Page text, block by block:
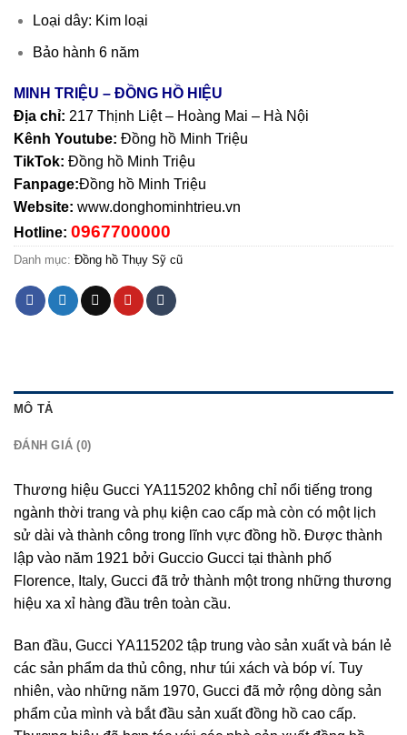
Loại dây: Kim loại
Bảo hành 6 năm
MINH TRIỆU – ĐỒNG HỒ HIỆU
Địa chỉ: 217 Thịnh Liệt – Hoàng Mai – Hà Nội
Kênh Youtube: Đồng hồ Minh Triệu
TikTok: Đồng hồ Minh Triệu
Fanpage:Đồng hồ Minh Triệu
Website: www.donghominhtrieu.vn
Hotline: 0967700000
Danh mục: Đồng hồ Thụy Sỹ cũ
MÔ TẢ
ĐÁNH GIÁ (0)
Thương hiệu Gucci YA115202 không chỉ nổi tiếng trong
ngành thời trang và phụ kiện cao cấp mà còn có một lịch
sử dài và thành công trong lĩnh vực đồng hồ. Được thành
lập vào năm 1921 bởi Guccio Gucci tại thành phố
Florence, Italy, Gucci đã trở thành một trong những thương
hiệu xa xỉ hàng đầu trên toàn cầu.
Ban đầu, Gucci YA115202 tập trung vào sản xuất và bán lẻ
các sản phẩm da thủ công, như túi xách và bóp ví. Tuy
nhiên, vào những năm 1970, Gucci đã mở rộng dòng sản
phẩm của mình và bắt đầu sản xuất đồng hồ cao cấp.